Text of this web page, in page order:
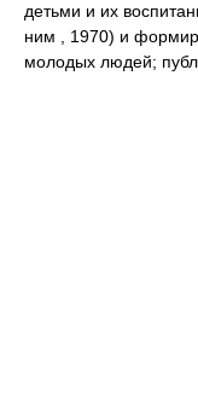
детьми и их
ним , 1970) и
молодых людей;